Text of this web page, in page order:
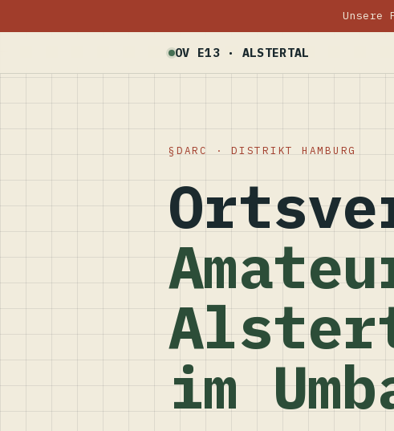
Unsere
OV E13 · ALSTERTAL
DARC · DISTRIKT HAMBURG
im